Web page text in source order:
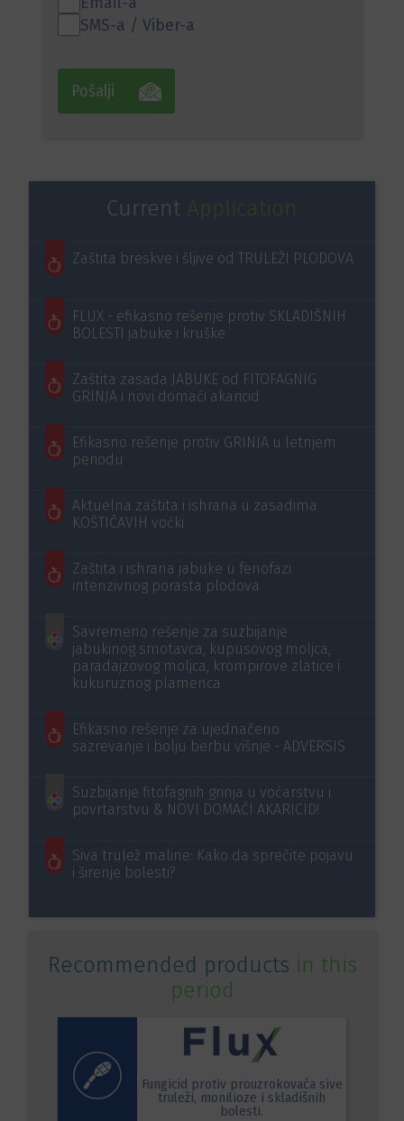
SMS-a / Viber-a
Pošalji
Current
Zaštita breskve i šljive od TRULEŽI PLODOVA
FLUX - efikasno rešenje protiv SKLADIŠNIH
BOLESTI jabuke i kruške
Zaštita zasada JABUKE od FITOFAGNIG
GRINJA i novi domaći akaricid
Efikasno rešenje protiv GRINJA u letnjem
periodu
Aktuelna zaštita i ishrana u zasadima
KOŠTIČAVIH voćki
Zaštita i ishrana jabuke u fenofazi
intenzivnog porasta plodova
Savremeno rešenje za suzbijanje
jabukinog smotavca, kupusovog moljca,
paradajzovog moljca, krompirove zlatice i
kukuruznog plamenca
Efikasno rešenje za ujednačeno
sazrevanje i bolju berbu višnje - ADVERSIS
Suzbijanje fitofagnih grinja u voćarstvu i
povrtarstvu & NOVI DOMAĆI AKARICID!
Siva trulež maline: Kako da sprečite pojavu
i širenje bolesti?
Recommended products in this
period
Fungicid protiv prouzrokovača sive
truleži, monilioze i skladišnih
bolesti.